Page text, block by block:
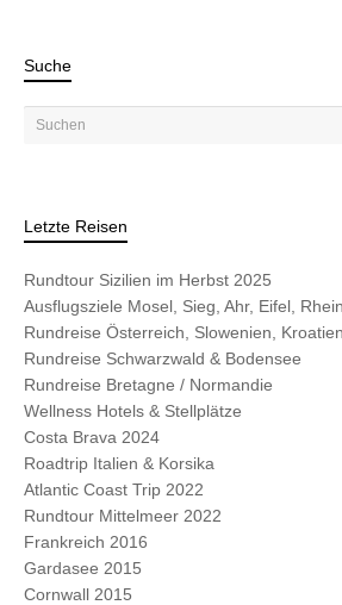
Suche
Letzte Reisen
Rundtour Sizilien im Herbst 2025
Ausflugsziele Mosel, Sieg, Ahr, Eifel,
Rundreise Österreich, Slowenien, Kroatien
Rundreise Schwarzwald & Bodensee
Rundreise Bretagne / Normandie
Wellness Hotels & Stellplätze
Costa Brava 2024
Roadtrip Italien & Korsika
Atlantic Coast Trip 2022
Rundtour Mittelmeer 2022
Frankreich 2016
Gardasee 2015
Cornwall 2015